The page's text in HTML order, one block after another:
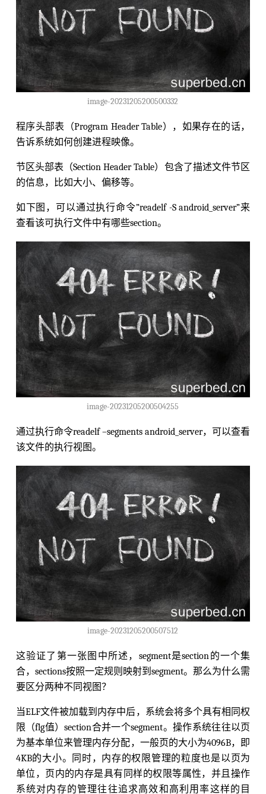
image-20231205200500332
程序头部表（Program Header Table），如果存在的话，
告诉系统如何创建进程映像。
节区头部表（Section Header Table）包含了描述文件节区
的信息，比如大小、偏移等。
如下图，可以通过执行命令”readelf -S android_server”来
查看该可执行文件中有哪些section。
image-20231205200504255
通过执行命令readelf –segments android_server，可以查看
该文件的执行视图。
image-20231205200507512
这验证了第一张图中所述，segment是section的一个集
合，sections按照一定规则映射到segment。那么为什么需
要区分两种不同视图？
当ELF文件被加载到内存中后，系统会将多个具有相同权
限（flg值）section合并一个segment。操作系统往往以页
为基本单位来管理内存分配，一般页的大小为4096B，即
4KB的大小。同时，内存的权限管理的粒度也是以页为
单位，页内的内存是具有同样的权限等属性，并且操作
系统对内存的管理往往追求高效和高利用率这样的目